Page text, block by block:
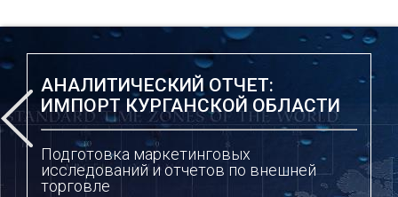
АНАЛИТИЧЕСКИЙ ОТЧЕТ:
ИМПОРТ КУРГАНСКОЙ ОБЛАСТИ
Подготовка маркетинговых
исследований и отчетов по внешней
торговле